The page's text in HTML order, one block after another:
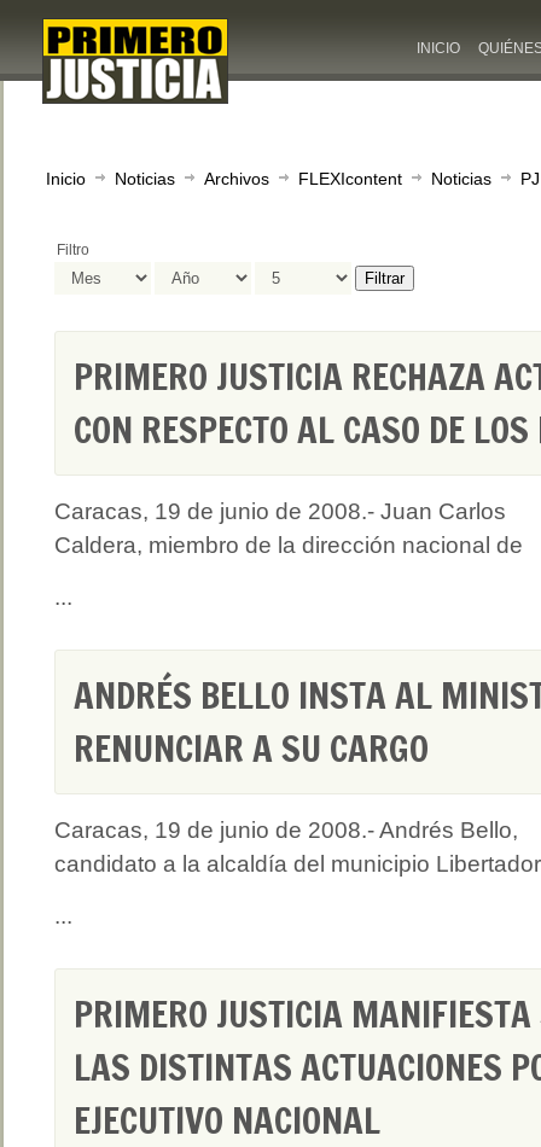
INICIO
Inicio Noticias Archivos FLEXIcontent Noticias
Filtro
Filtrar
PRIMERO JUSTICIA RECHAZA
CON RESPECTO AL CASO DE
Caracas, 19 de junio de 2008.- Juan Carlos
Caldera, miembro de la dirección nacional de
...
ANDRÉS BELLO INSTA AL
RENUNCIAR A SU CARGO
Caracas, 19 de junio de 2008.- Andrés Bello,
candidato a la alcaldía del municipio Libertador
...
PRIMERO JUSTICIA
LAS DISTINTAS ACTUACIONES
EJECUTIVO NACIONAL